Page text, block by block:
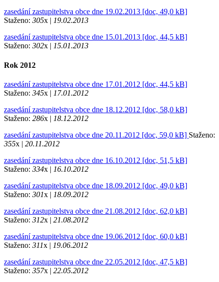
zasedání zastupitelstva obce dne 19.02.2013 [doc, 49,0 kB]
Staženo: 305x | 19.02.2013
zasedání zastupitelstva obce dne 15.01.2013 [doc, 44,5 kB]
Staženo: 302x | 15.01.2013
Rok 2012
zasedání zastupitelstva obce dne 17.01.2012 [doc, 44,5 kB]
Staženo: 345x | 17.01.2012
zasedání zastupitelstva obce dne 18.12.2012 [doc, 58,0 kB]
Staženo: 286x | 18.12.2012
zasedání zastupitelstva obce dne 20.11.2012 [doc, 59,0 kB] Staženo:
355x | 20.11.2012
zasedání zastupitelstva obce dne 16.10.2012 [doc, 51,5 kB]
Staženo: 334x | 16.10.2012
zasedání zastupitelstva obce dne 18.09.2012 [doc, 49,0 kB]
Staženo: 301x | 18.09.2012
zasedání zastupitelstva obce dne 21.08.2012 [doc, 62,0 kB]
Staženo: 312x | 21.08.2012
zasedání zastupitelstva obce dne 19.06.2012 [doc, 60,0 kB]
Staženo: 311x | 19.06.2012
zasedání zastupitelstva obce dne 22.05.2012 [doc, 47,5 kB]
Staženo: 357x | 22.05.2012